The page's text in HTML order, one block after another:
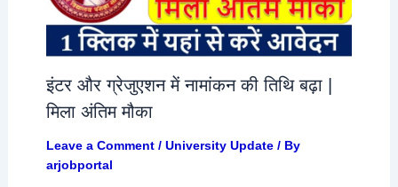
इंटर और ग्रेजुएशन में नामांकन की तिथि बढ़ा |
मिला अंतिम मौका
Leave a Comment / University Update/ By
arjobportal